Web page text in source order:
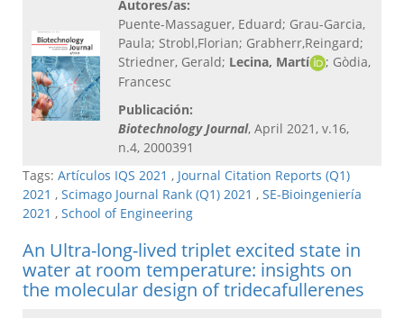
Autores/as:
Puente-Massaguer, Eduard; Grau-Garcia,
Paula; Strobl,Florian; Grabherr,Reingard;
Striedner, Gerald; Lecina, Martí
; Gòdia,
Francesc
Publicación:
Biotechnology Journal, April 2021, v.16,
n.4, 2000391
Tags: Artículos IQS 2021 , Journal Citation Reports (Q1)
2021 , Scimago Journal Rank (Q1) 2021 , SE-Bioingeniería
2021 , School of Engineering
An Ultra-long-lived triplet excited state in
water at room temperature: insights on
the molecular design of tridecafullerenes